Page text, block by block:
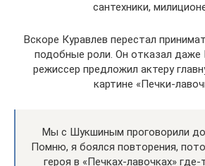
сантехники,
Вскоре Куравлев перестал
подобные роли. Он отказал даже
режиссер предложил актеру
картине «Печки-
Мы с Шукшиным проговорили
Помню, я боялся повторения,
героя в «Печках-лавочках»